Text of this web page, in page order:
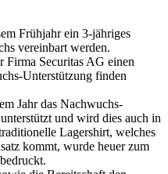
Frühjahr ein 3-jähriges
vereinbart werden.
Firma Securitas AG einen
Unterstützung finden
Jahr das Nachwuchs-
und wird dies auch in
Lagershirt, welches
kommt, wurde heuer zum